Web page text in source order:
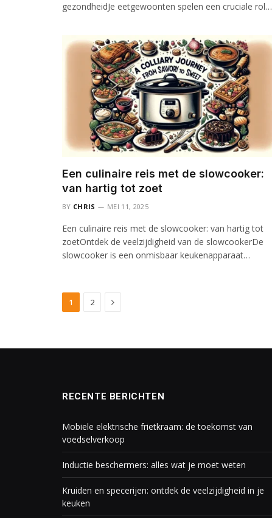
gezondheidJe eetgewoonten spelen een cruciale rol…
Een culinaire reis met de slowcooker:
van hartig tot zoet
BY CHRIS MEI 11, 2025
Een culinaire reis met de slowcooker: van hartig tot
zoetOntdek de veelzijdigheid van de slowcookerDe
slowcooker is een onmisbaar keukenapparaat…
1 2 Next
RECENTE BERICHTEN
Mobiele elektrische frietkraam: de toekomst van
voedselverkoop
Inductie beschermers: alles wat je moet weten
Kruiden en specerijen: ontdek de veelzijdigheid in je
keuken